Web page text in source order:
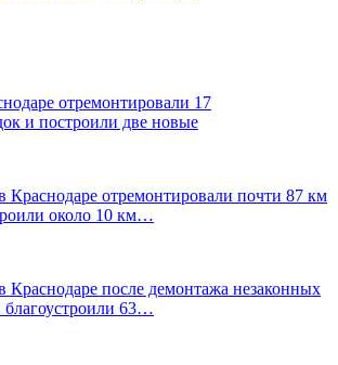
отремонтировали 17
и построили две новые
Краснодаре отремонтировали почти 87 км
около 10 км…
Краснодаре после демонтажа незаконных
благоустроили 63…